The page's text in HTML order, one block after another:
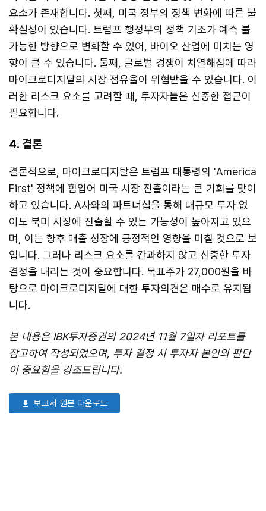
요소가 존재합니다. 첫째, 미국 정부의 정책 변화에 따른 불
확실성이 있습니다. 트럼프 행정부의 정책 기조가 예측 불
가능한 방향으로 변화할 수 있어, 바이오 산업에 미치는 영
향이 클 수 있습니다. 둘째, 글로벌 경쟁이 치열해짐에 따라
마이크로디지탈의 시장 점유율이 위협받을 수 있습니다. 이
러한 리스크 요소를 고려할 때, 투자자들은 신중한 접근이
필요합니다.
4. 결론
결론적으로, 마이크로디지탈은 트럼프 대통령의 'America
First' 정책에 힘입어 미국 시장 진출이라는 큰 기회를 맞이
하고 있습니다. A사와의 파트너십을 통해 대규모 투자 없
이도 북미 시장에 진출할 수 있는 가능성이 높아지고 있으
며, 이는 향후 매출 성장에 긍정적인 영향을 미칠 것으로 보
입니다. 그러나 리스크 요소를 간과하지 않고 신중한 투자
결정을 내리는 것이 중요합니다. 목표주가 27,000원을 바
탕으로 마이크로디지탈에 대한 투자의견은 매수로 유지됩
니다.
본 내용은 IBK투자증권의 2024년 11월 7일자 리포트를
참고하여 작성되었으며, 투자 결정 시 투자자 본인의 판단
이 중요함을 강조드립니다.
보고서 원본 다운로드